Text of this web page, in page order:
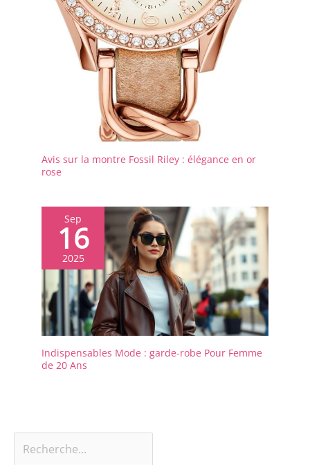
Avis sur la montre Fossil Riley : élégance en or
rose
Sep
16
2025
Indispensables Mode : garde-robe Pour Femme
de 20 Ans